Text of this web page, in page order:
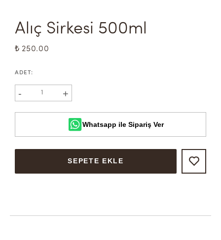
Alıç Sirkesi 500ml
₺ 250.00
ADET:
- 1 +
Whatsapp ile Sipariş Ver
SEPETE EKLE